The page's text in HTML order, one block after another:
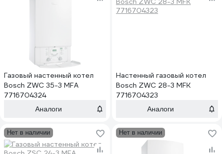
Газовый настенный котел
Bosch ZWC 35-3 MFA
7716704324
Аналоги
Настенный газовый котел
Bosch ZWC 28-3 MFK
7716704323
Аналоги
Нет в наличии Нет в наличии